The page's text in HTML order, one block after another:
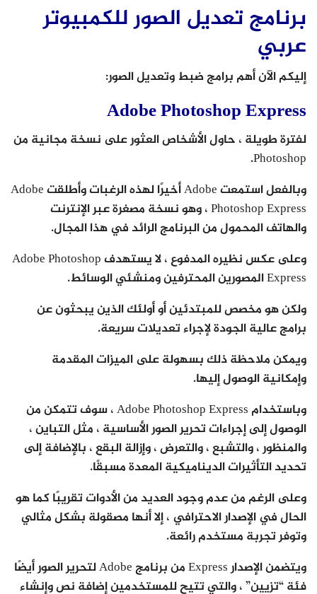
برنامج تعديل الصور للكمبيوتر
عربي
إليكم الآن أهم برامج ضبط وتعديل الصور:
Adobe Photoshop Express
لفترة طويلة ، حاول الأشخاص العثور على نسخة مجانية من
Photoshop.
وبالفعل استمعت Adobe أخيرًا لهذه الرغبات وأطلقت Adobe
Photoshop Express ، وهو نسخة مصغرة عبر الإنترنت
والهاتف المحمول من البرنامج الرائد في هذا المجال.
وعلى عكس نظيره المدفوع ، لا يستهدف Adobe Photoshop
Express المصورين المحترفين ومنشئي الوسائط.
ولكن هو مخصص للمبتدئين أو أولئك الذين يبحثون عن
برامج عالية الجودة لإجراء تعديلات سريعة.
ويمكن ملاحظة ذلك بسهولة على الميزات المقدمة
وإمكانية الوصول إليها.
وباستخدام Adobe Photoshop Express ، سوف تتمكن من
الوصول إلى إجراءات تحرير الصور الأساسية ، مثل التباين ،
والمنظور ، والتشبع ، والتعرض ، وإزالة البقع ، بالإضافة إلى
تحديد التأثيرات الديناميكية المعدة مسبقًا.
وعلى الرغم من عدم وجود العديد من الأدوات تقريبًا كما هو
الحال في الإصدار الاحترافي ، إلا أنها مصقولة بشكل مثالي
وتوفر تجربة مستخدم رائعة.
ويتضمن الإصدار Express من برنامج Adobe لتحرير الصور أيضًا
فئة “تزيين” ، والتي تتيح للمستخدمين إضافة نص وإنشاء